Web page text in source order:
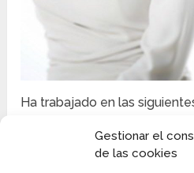
Gestionar el
de las cookies
Ha trabajado en las
año realizó una aparición
Guest (OCN). En el 2017